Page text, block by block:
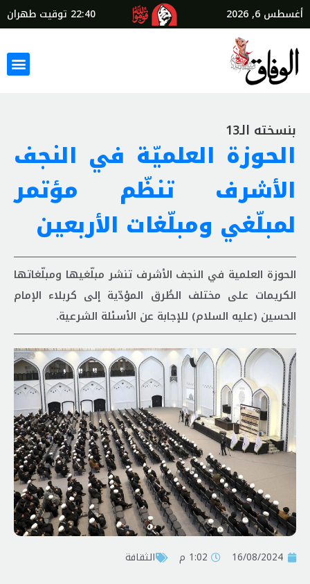
أغسطس 6, 2026 22:40 توقيت طهران
بنسخته الـ13
الحوزة العلميّة في النجف
الأشرف تنظّم مؤتمر
لمبلّغي ومبلّغات الأربعين
الحوزة العلمية في النجف الأشرف تنشر مبلّغيها ومبلّغاتها
الكريمات على مختلف الطُرق المؤدّية إلى كربلاء الإمام
الحسين (عليه السلام) للإجابة عن الأسئلة الشرعية.
16/08/2024 1:02 م الثقافة